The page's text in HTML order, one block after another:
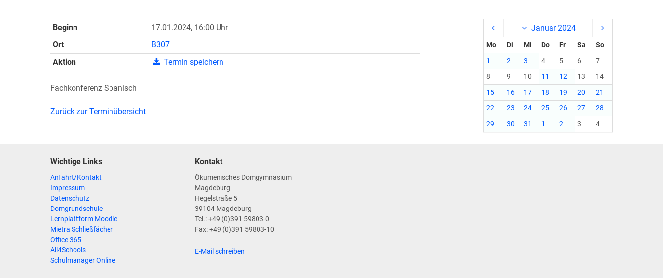
Beginn
17.01.2024, 16:00 Uhr
Ort
B307
Aktion
Termin speichern
Fachkonferenz Spanisch
Zurück zur Terminübersicht
Januar 2024
Mo Di Mi Do Fr Sa
So
1
2 3 4 5 6
7
8
9 10 11 12 13
14
15
16 17 18 19 20
21
22
23 24 25 26 27
28
29
30 31 1 2 3 4
Wichtige Links
Anfahrt/Kontakt
Impressum
Datenschutz
Domgrundschule
Lernplattform Moodle
Mietra Schließfächer
Office 365
All4Schools
Schulmanager Online
Kontakt
Ökumenisches Domgymnasium
Magdeburg
Hegelstraße 5
39104 Magdeburg
Tel.: +49 (0)391 59803-0
Fax: +49 (0)391 59803-10
E-Mail schreiben